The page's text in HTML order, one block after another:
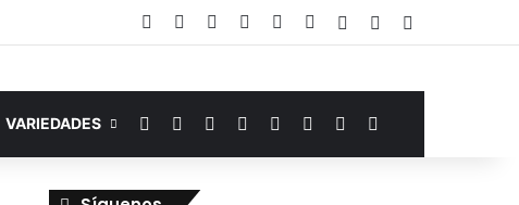
FacebookYouTubeInstagramTelegramWhatsAppGoogle Noticias
AccesoPublicación al
VARIEDADES FacebookYouTubeInstagramTelegramWhatsAppGoogle Noticias
Switch skin